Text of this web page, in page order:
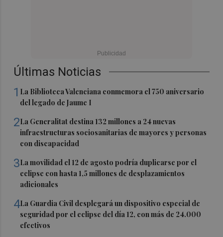
Últimas Noticias
1 La Biblioteca Valenciana conmemora el 750 aniversario
del legado de Jaume I
2La Generalitat destina 132 millones a 24 nuevas
infraestructuras sociosanitarias de mayores y personas
con discapacidad
3La movilidad el 12 de agosto podría duplicarse por el
eclipse con hasta 1,5 millones de desplazamientos
adicionales
4La Guardia Civil desplegará un dispositivo especial de
seguridad por el eclipse del día 12, con más de 24.000
efectivos